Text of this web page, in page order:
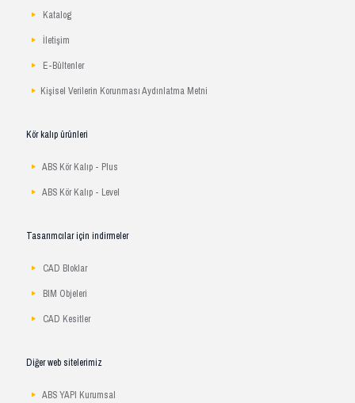
Katalog
İletişim
E-Bültenler
Kişisel Verilerin Korunması Aydınlatma Metni
Kör kalıp ürünleri
ABS Kör Kalıp - Plus
ABS Kör Kalıp - Level
Tasarımcılar için indirmeler
CAD Bloklar
BIM Objeleri
CAD Kesitler
Diğer web sitelerimiz
ABS YAPI Kurumsal